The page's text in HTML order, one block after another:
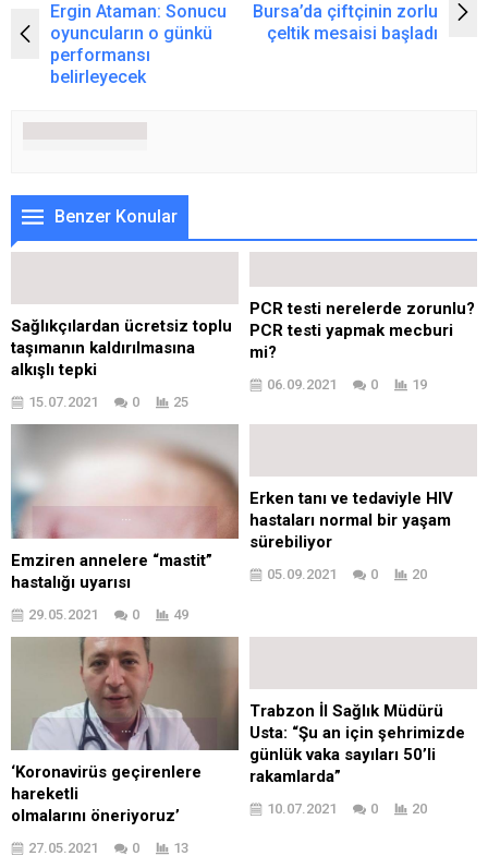
Ergin Ataman: Sonucu
oyuncuların o günkü
performansı
belirleyecek
Bursa’da çiftçinin zorlu
çeltik mesaisi başladı
Benzer Konular
Sağlıkçılardan ücretsiz toplu
taşımanın kaldırılmasına
alkışlı tepki
15.07.2021 0 25
PCR testi nerelerde zorunlu?
PCR testi yapmak mecburi
mi?
06.09.2021 0 19
Emziren annelere “mastit”
hastalığı uyarısı
29.05.2021 0 49
Erken tanı ve tedaviyle HIV
hastaları normal bir yaşam
sürebiliyor
05.09.2021 0 20
‘Koronavirüs geçirenlere
hareketli
olmalarını öneriyoruz’
27.05.2021 0 13
Trabzon İl Sağlık Müdürü
Usta: “Şu an için şehrimizde
günlük vaka sayıları 50’li
rakamlarda”
10.07.2021 0 20